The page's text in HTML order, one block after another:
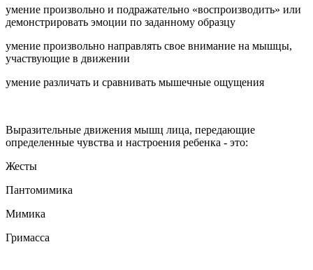
умение произвольно и подражательно «воспроизводить» или
демонстрировать эмоции по заданному образцу
умение произвольно направлять свое внимание на мышцы,
участвующие в движении
умение различать и сравнивать мышечные ощущения
Выразительные движения мышц лица, передающие
определенные чувства и настроения ребенка - это:
Жесты
Пантомимика
Мимика
Гримасса